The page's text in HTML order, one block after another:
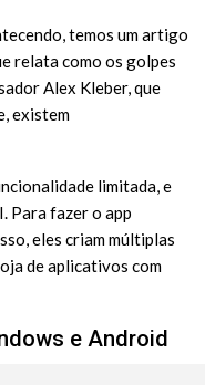
temos um artigo
relata como os golpes
Alex Kleber, que
existem
limitada, e
Para fazer o app
eles criam múltiplas
de aplicativos com
e Android